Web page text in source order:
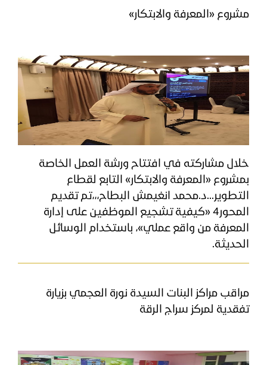
مشروع «المعرفة والابتكار»
​خلال مشاركته في افتتاح ورشة العمل الخاصة
بمشروع «المعرفة والابتكار» التابع لقطاع
التطوير...د.محمد انغيمش البطاح،،،تم تقديم
المحور4 «كيفية تشجيع الموظفين على إدارة
المعرفة من واقع عملي»، باستخدام الوسائل
الحديثة.
مراقب مراكز البنات السيدة نورة العجمي بزيارة
تفقدية لمركز سراج الرقة